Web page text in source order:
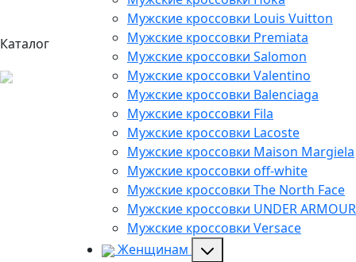
Каталог
Мужские кроссовки Louis Vuitton
Мужские кроссовки Premiata
Мужские кроссовки Salomon
Мужские кроссовки Valentino
Мужские кроссовки Balenciaga
Мужские кроссовки Fila
Мужские кроссовки Lacoste
Мужские кроссовки Maison Margiela
Мужские кроссовки off-white
Мужские кроссовки The North Face
Мужские кроссовки UNDER ARMOUR
Мужские кроссовки Versace
Женщинам